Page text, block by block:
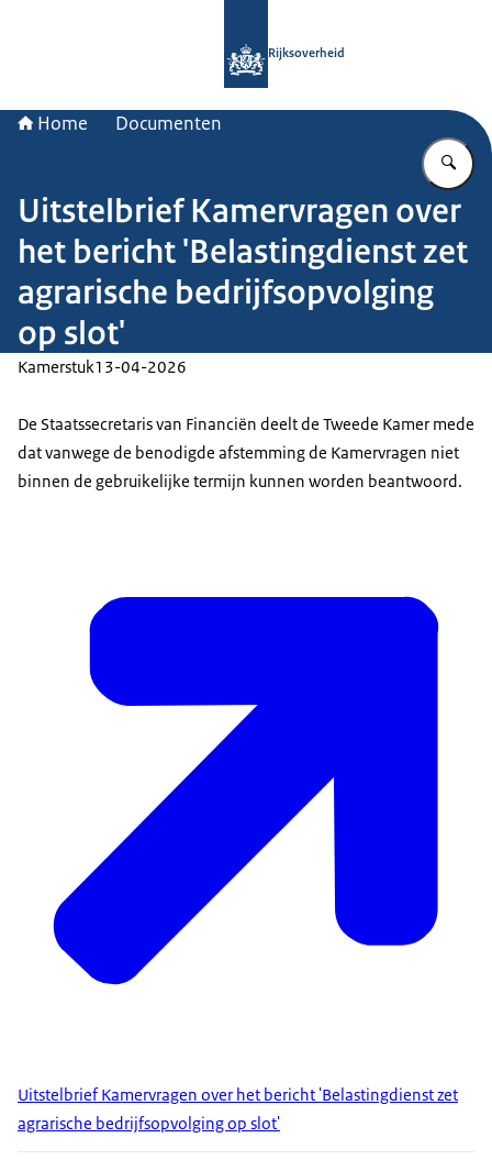
Rijksoverheid
Home Documenten
Uitstelbrief Kamervragen over
het bericht 'Belastingdienst zet
agrarische bedrijfsopvolging
op slot'
Kamerstuk13-04-2026
De Staatssecretaris van Financiën deelt de Tweede Kamer mede
dat vanwege de benodigde afstemming de Kamervragen niet
binnen de gebruikelijke termijn kunnen worden beantwoord.
Uitstelbrief Kamervragen over het bericht 'Belastingdienst zet
agrarische bedrijfsopvolging op slot'